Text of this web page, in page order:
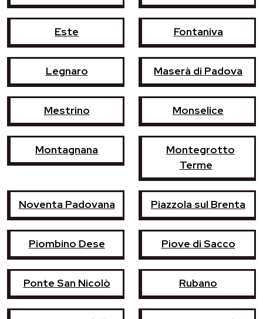
Este Fontaniva
Legnaro Maserà di Padova
Mestrino Monselice
Montagnana
Montegrotto
Terme
Noventa Padovana Piazzola sul Brenta
Piombino Dese Piove di Sacco
Ponte San Nicolò Rubano